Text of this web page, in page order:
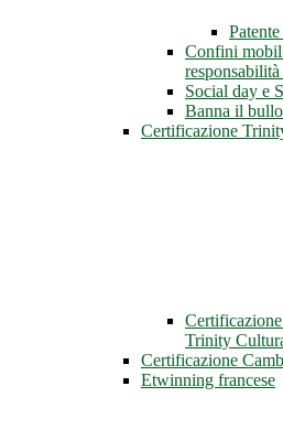
Confini
responsabilità
Social day e
Banna il bullo
Certificazione
Trinity
Certificazione
Etwinning francese